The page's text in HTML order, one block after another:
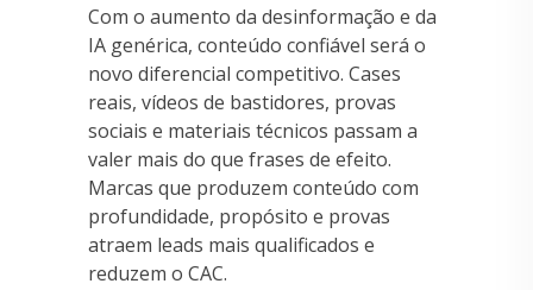
Com o aumento da desinformação e da
IA genérica, conteúdo confiável será o
novo diferencial competitivo. Cases
reais, vídeos de bastidores, provas
sociais e materiais técnicos passam a
valer mais do que frases de efeito.
Marcas que produzem conteúdo com
profundidade, propósito e provas
atraem leads mais qualificados e
reduzem o CAC.